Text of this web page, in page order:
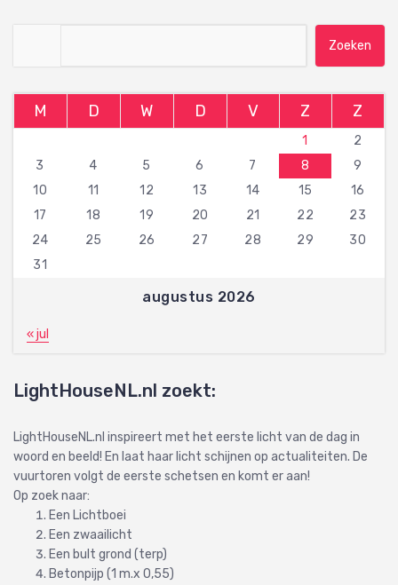
augustus 2026
M D W D V Z Z
1
2
3
4 5 6 7 8
9
10
11 12 13 14 15
16
17
18 19 20 21 22
23
24
25 26 27 28 29
30
31
« jul
LightHouseNL.nl zoekt:
LightHouseNL.nl inspireert met het eerste licht van de dag in
woord en beeld! En laat haar licht schijnen op actualiteiten. De
vuurtoren volgt de eerste schetsen en komt er aan!
Op zoek naar:
Een Lichtboei
Een zwaailicht
Een bult grond (terp)
Betonpijp (1 m.x 0,55)